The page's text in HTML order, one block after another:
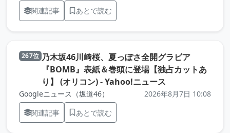
関連記事
あとで読む
267位 乃木坂46川﨑桜、夏っぽさ全開グラビア
『BOMB』表紙＆巻頭に登場【独占カットあ
り】 (オリコン) - Yahoo!ニュース
Googleニュース（坂道46）
2026年8月7日 10:08
関連記事
あとで読む